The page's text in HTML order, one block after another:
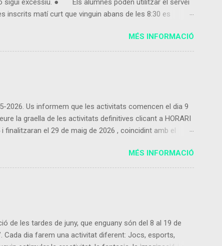
sigui excessiu. ● Els alumnes poden utilitzar el servei
inscrits matí curt que vinguin abans de les 8:30 es
MÉS INFORMACIÓ
2026. Us informem que les activitats comencen el dia 9
la graella de les activitats definitives clicant a HORARI
i finalitzaran el 29 de maig de 2026 , coincidint amb el
es podrà donar de baixa de l’activitat extraescolar al
les cobrarà l’empresa que ofereix...
MÉS INFORMACIÓ
de les tardes de juny, que enguany són del 8 al 19 de
Cada dia farem una activitat diferent: Jocs, esports,